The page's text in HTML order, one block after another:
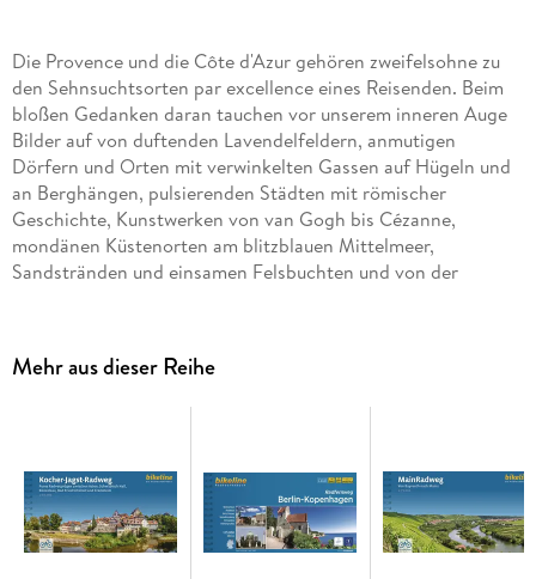
Die Provence und die Côte d'Azur gehören zweifelsohne zu
den Sehnsuchtsorten par excellence eines Reisenden. Beim
bloßen Gedanken daran tauchen vor unserem inneren Auge
Bilder auf von duftenden Lavendelfeldern, anmutigen
Dörfern und Orten mit verwinkelten Gassen auf Hügeln und
an Berghängen, pulsierenden Städten mit römischer
Geschichte, Kunstwerken von van Gogh bis Cézanne,
mondänen Küstenorten am blitzblauen Mittelmeer,
Sandstränden und einsamen Felsbuchten und von der
all das wunderbar mit dem Fahrrad erkunden. Auf 15 Touren
entdecken Sie hautnah die Schönheiten der Region zwischen
südfranzösischen Sonne, lassen sich vom Lavendelduft
betören, tauchen ins kühle Nass des Meeres ein und geben
sich nach sportlicher Betätigung dem entspannten Savoir
vivre hin.
Mehr aus dieser Reihe